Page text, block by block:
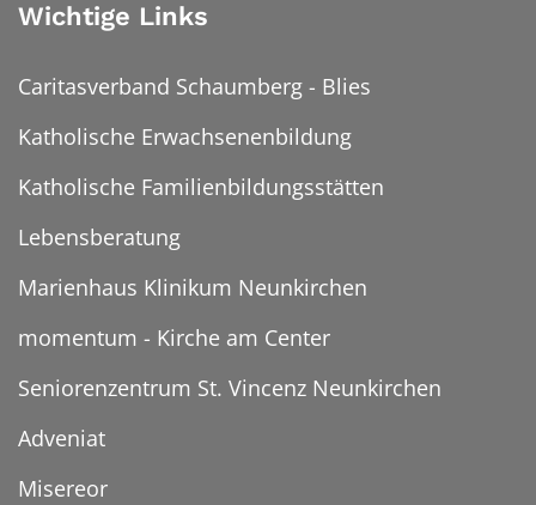
Wichtige Links
Caritasverband Schaumberg - Blies
Katholische Erwachsenenbildung
Katholische Familienbildungsstätten
Lebensberatung
Marienhaus Klinikum Neunkirchen
momentum - Kirche am Center
Seniorenzentrum St. Vincenz Neunkirchen
Adveniat
Misereor